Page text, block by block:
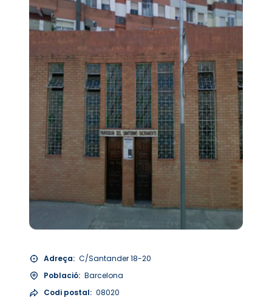
Adreça: C/Santander 18-20
Població: Barcelona
Codi postal: 08020